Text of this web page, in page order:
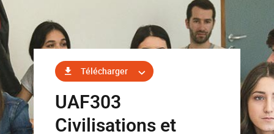
Télécharger
UAF303
Civilisations et